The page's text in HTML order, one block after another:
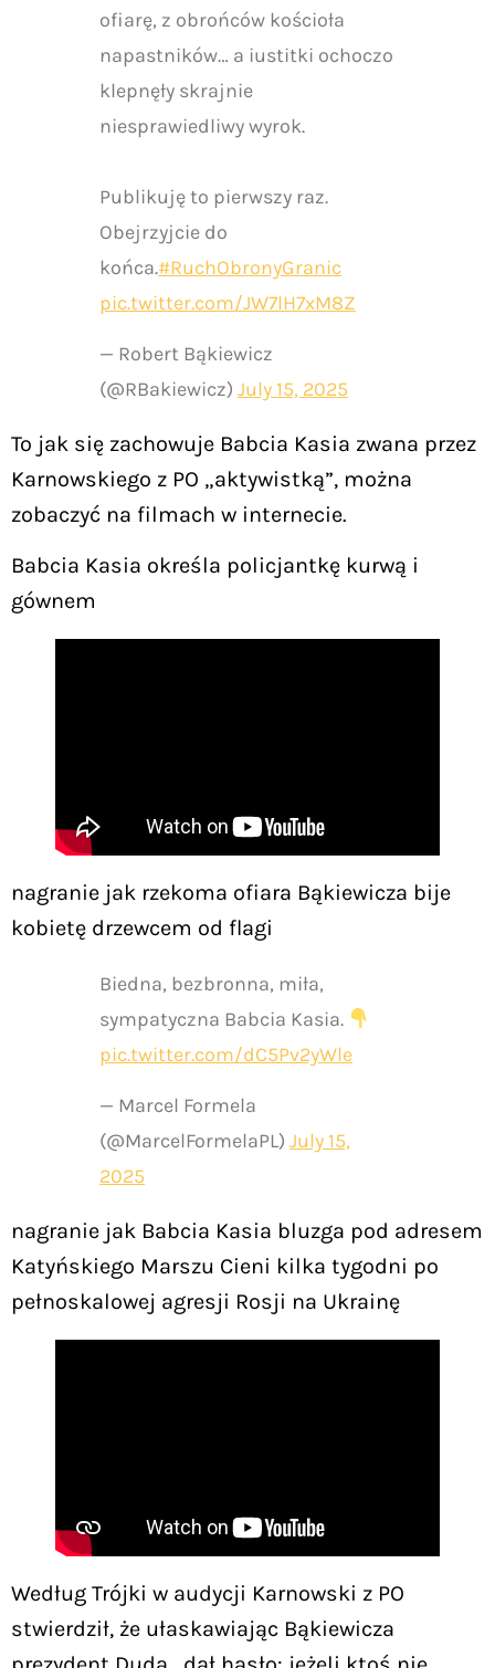
ofiarę, z obrońców kościoła
napastników… a iustitki ochoczo
klepnęły skrajnie
niesprawiedliwy wyrok.
Publikuję to pierwszy raz.
Obejrzyjcie do
końca.#RuchObronyGranic
pic.twitter.com/JW7lH7xM8Z
— Robert Bąkiewicz
(@RBakiewicz) July 15, 2025
To jak się zachowuje Babcia Kasia zwana przez
Karnowskiego z PO „aktywistką”, można
zobaczyć na filmach w internecie.
Babcia Kasia określa policjantkę kurwą i
gównem
nagranie jak rzekoma ofiara Bąkiewicza bije
kobietę drzewcem od flagi
Biedna, bezbronna, miła,
sympatyczna Babcia Kasia.
pic.twitter.com/dC5Pv2yWle
— Marcel Formela
(@MarcelFormelaPL) July 15,
2025
nagranie jak Babcia Kasia bluzga pod adresem
Katyńskiego Marszu Cieni kilka tygodni po
pełnoskalowej agresji Rosji na Ukrainę
Według Trójki w audycji Karnowski z PO
stwierdził, że ułaskawiając Bąkiewicza